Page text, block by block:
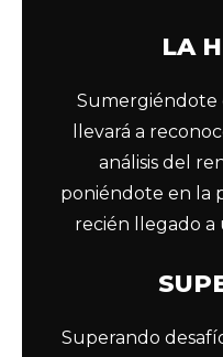
LA
Sumergiéndote
llevará a
análisis del
poniéndote en la
recién llegado a
Superando